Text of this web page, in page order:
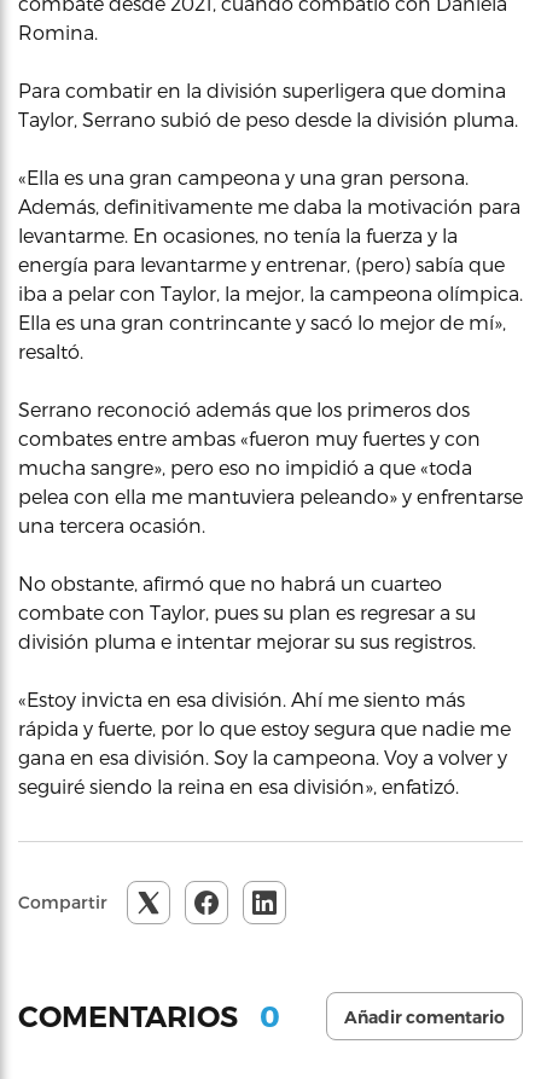
Romina.
Para combatir en la división superligera que domina
Taylor, Serrano subió de peso desde la división pluma.
«Ella es una gran campeona y una gran persona.
Además, definitivamente me daba la motivación para
levantarme. En ocasiones, no tenía la fuerza y la
energía para levantarme y entrenar, (pero) sabía que
iba a pelar con Taylor, la mejor, la campeona olímpica.
Ella es una gran contrincante y sacó lo mejor de mí»,
resaltó.
Serrano reconoció además que los primeros dos
combates entre ambas «fueron muy fuertes y con
mucha sangre», pero eso no impidió a que «toda
pelea con ella me mantuviera peleando» y enfrentarse
una tercera ocasión.
No obstante, afirmó que no habrá un cuarteo
combate con Taylor, pues su plan es regresar a su
división pluma e intentar mejorar su sus registros.
«Estoy invicta en esa división. Ahí me siento más
rápida y fuerte, por lo que estoy segura que nadie me
gana en esa división. Soy la campeona. Voy a volver y
seguiré siendo la reina en esa división», enfatizó.
Compartir
COMENTARIOS 0 Añadir comentario